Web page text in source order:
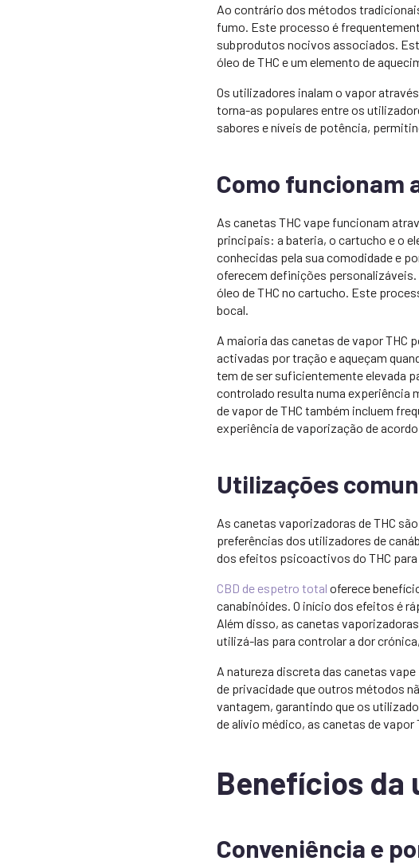
Ao contrário dos métodos
fumo. Este processo é
subprodutos nocivos associados.
óleo de THC e um elemento de
Os utilizadores inalam o vapor
torna-as populares entre os
sabores e níveis de potência,
Como funcionam
As canetas THC vape funcionam
principais: a bateria, o cartucho e o
conhecidas pela sua comodidade e
oferecem definições personalizáveis.
óleo de THC no cartucho. Este
bocal.
A maioria das canetas de vapor THC
activadas por tração e aqueçam
tem de ser suficientemente elevada
controlado resulta numa experiência
de vapor de THC também incluem
experiência de vaporização de
Utilizações
As canetas vaporizadoras de THC
preferências dos utilizadores de
dos efeitos psicoactivos do THC
CBD de espetro total oferece
canabinóides. O início dos efeitos é
Além disso, as canetas
utilizá-las para controlar a dor crónica,
A natureza discreta das canetas
de privacidade que outros métodos
vantagem, garantindo que os
de alívio médico, as canetas de
Benefícios da
Conveniência e